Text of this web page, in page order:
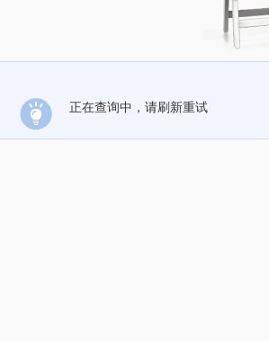
正在查询中，请刷新重试